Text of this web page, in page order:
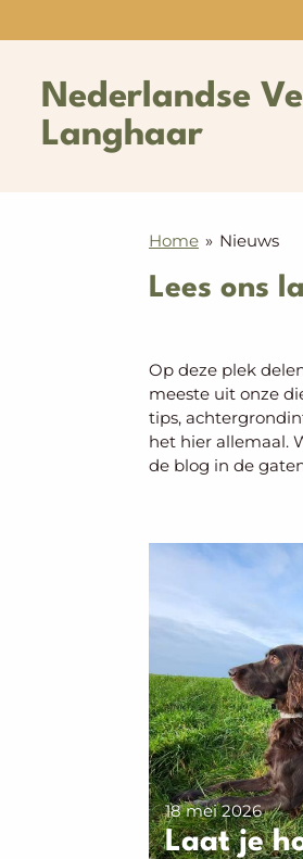
direct
hoofdinhoud
Nederlandse
Langhaar
Home » Nieuws
Lees ons
Op deze plek
meeste uit onze
tips,
het hier allemaal.
de blog in de
Laat je
18 mei 2026